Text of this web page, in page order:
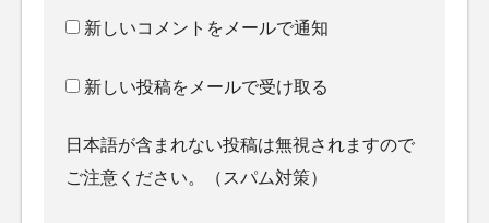
新しいコメントをメールで通知
新しい投稿をメールで受け取る
日本語が含まれない投稿は無視されますので
ご注意ください。（スパム対策）